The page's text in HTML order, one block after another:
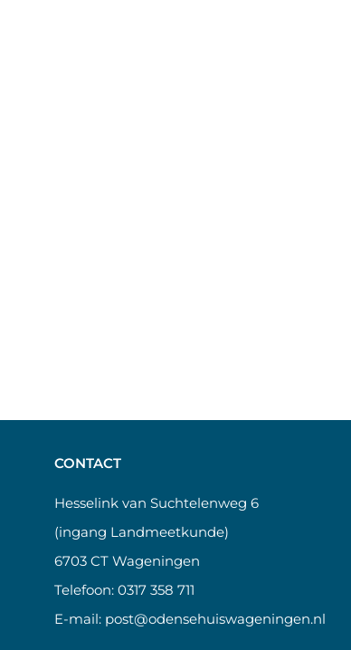
CONTACT
Hesselink van Suchtelenweg 6
(ingang Landmeetkunde)
6703 CT Wageningen
Telefoon: 0317 358 711
E-mail: post@odensehuiswageningen.nl